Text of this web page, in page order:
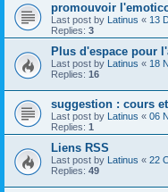
promouvoir
Last post by Latinus « 13
Replies: 3
Plus d'espace pour
Last post by Latinus « 18
Replies: 16
suggestion : cours
Last post by Latinus « 06
Replies: 1
Liens RSS
Last post by Latinus « 22
Replies: 49